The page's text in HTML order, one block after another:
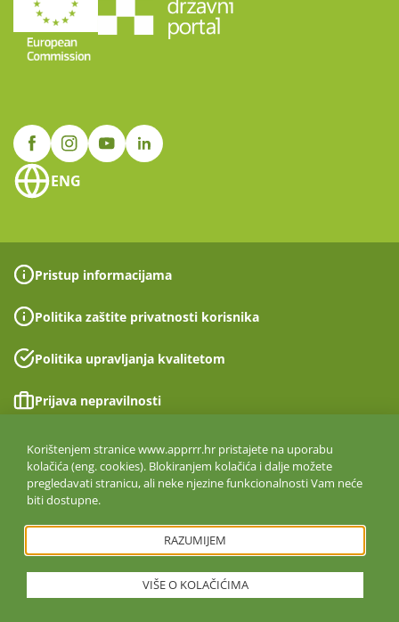
ENG
Pristup informacijama
Politika zaštite privatnosti korisnika
Politika upravljanja kvalitetom
Prijava nepravilnosti
Izjava o pristupačnosti
Politika informacijske sigurnosti
ISO 27001:2022
Copyright © 2026. Agencija za plaćanja u poljoprivredi, ribarstvu i
ruralnom razvoju
Korištenjem stranice www.apprrr.hr pristajete na uporabu
kolačića (eng. cookies). Blokiranjem kolačića i dalje možete
pregledavati stranicu, ali neke njezine funkcionalnosti Vam neće
biti dostupne.
RAZUMIJEM
VIŠE O KOLAČIĆIMA